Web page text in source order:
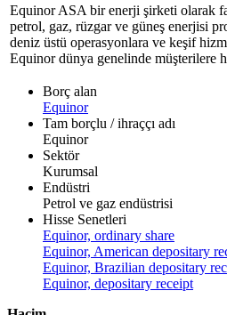
Equinor ASA bir enerji şirketi olarak
petrol, gaz, rüzgar ve güneş enerjisi
deniz üstü operasyonlara ve keşif
Equinor dünya genelinde müşterilere
Borç alan
Equinor
Tam borçlu / ihraççı adı
Equinor
Sektör
Kurumsal
Endüstri
Petrol ve gaz endüstrisi
Hisse Senetleri
Equinor, ordinary share
Equinor, American depositary
Equinor, Brazilian depositary
Equinor, depositary receipt